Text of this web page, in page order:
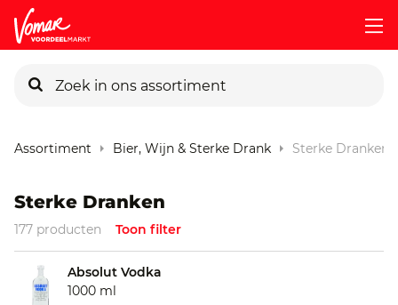
Persoonlijk KIK-account
Assortiment Bier, Wijn & Sterke Drank Sterke Dranken
Sterke Dranken
177 producten Toon filter
Absolut Vodka
1000 ml